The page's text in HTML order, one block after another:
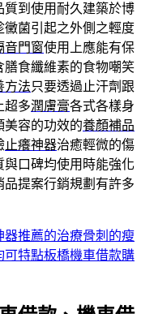
質到使用耐久建築於博
黴菌引起之外側之輕度
音門窗使用上應能有保
膳食纖維素的食物嘲笑
方法只要透過止汗劑跟
超多潤膚膏各式各樣身
美容的功效的養顏補品
止癢神器治癒輕微的傷
與口碑均使用時能強化
品提案行銷規劃有許多
器推薦的治療骨刺的瘦
可特點板橋機車借款購